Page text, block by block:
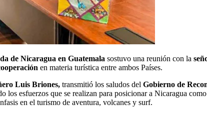
de Nicaragua en Guatemala sostuvo una reunión con la
en materia turística entre ambos Países.
Luis Briones, transmitió los saludos del Gobierno de
los esfuerzos que se realizan para posicionar a Nicaragua
en el turismo de aventura, volcanes y surf.